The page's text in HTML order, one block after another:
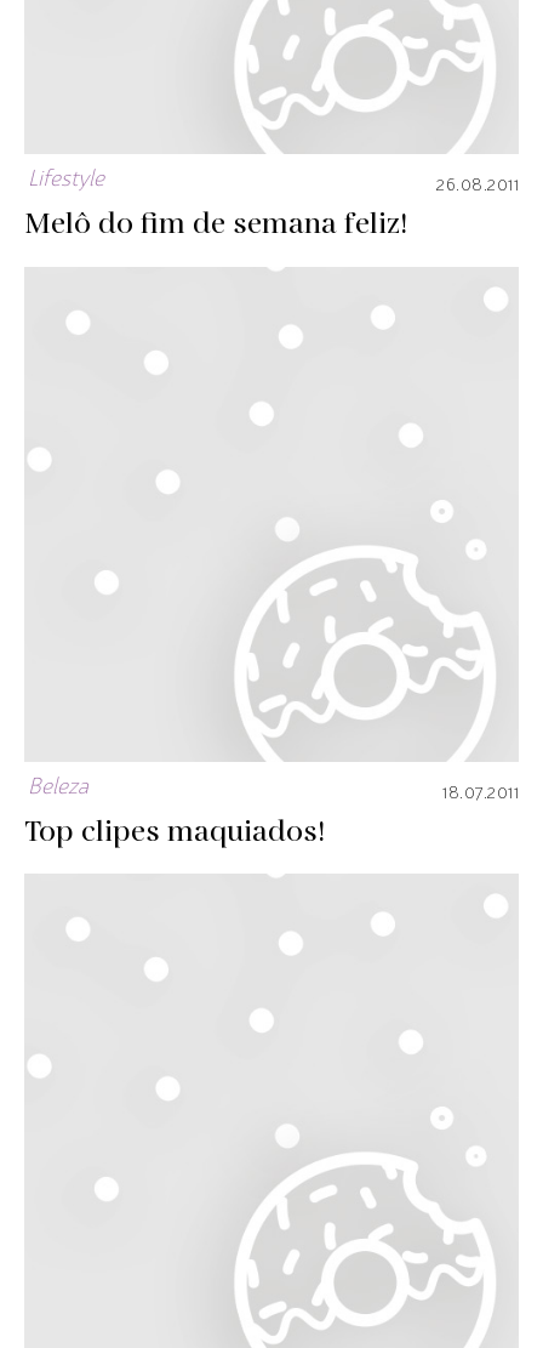
Lifestyle 26.08.2011
Melô do fim de semana feliz!
Beleza 18.07.2011
Top clipes maquiados!